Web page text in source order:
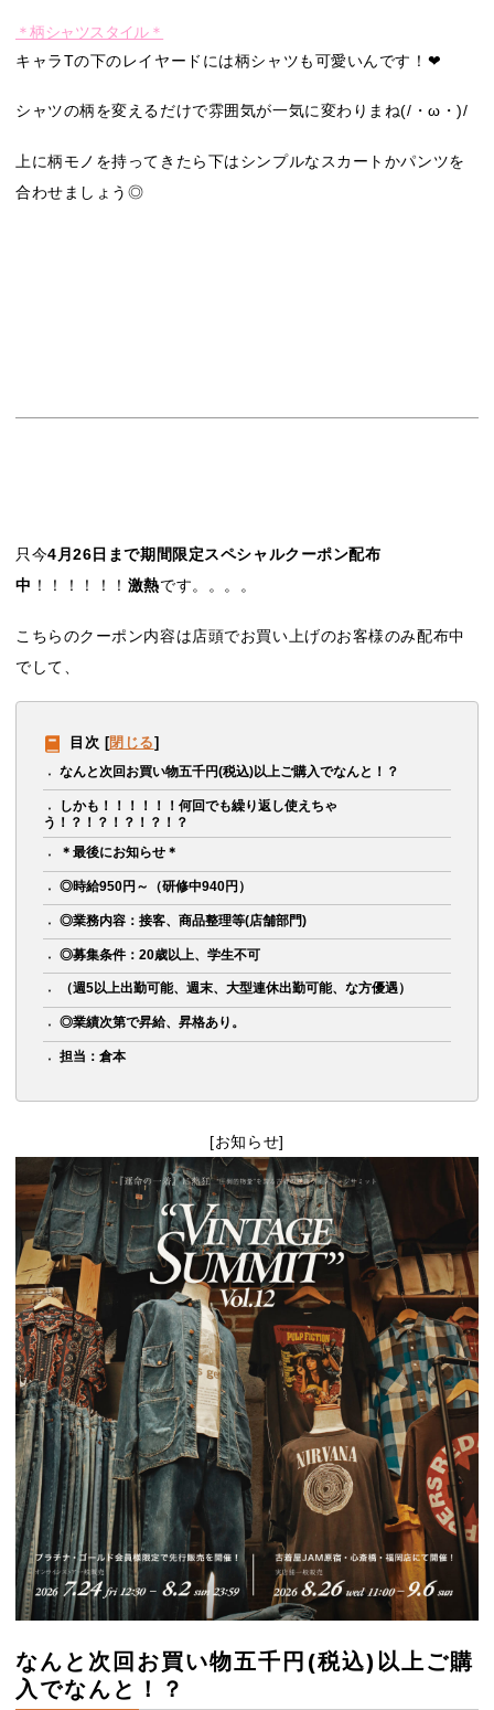
＊柄シャツスタイル＊
キャラTの下のレイヤードには柄シャツも可愛いんです！❤︎
シャツの柄を変えるだけで雰囲気が一気に変わりまね(/・ω・)/
上に柄モノを持ってきたら下はシンプルなスカートかパンツを
合わせましょう◎
只今4月26日まで期間限定スペシャルクーポン配布
中 ！！！！！！ 激熱です。。。。
こちらのクーポン内容は店頭でお買い上げのお客様のみ配布中
でして、
目次 [閉じる]
なんと次回お買い物五千円(税込)以上ご購入でなんと！？
しかも！！！！！！何回でも繰り返し使えちゃ
う！？！？！？！？！？
＊最後にお知らせ＊
◎時給950円～（研修中940円）
◎業務内容：接客、商品整理等(店舗部門)
◎募集条件：20歳以上、学生不可
（週5以上出勤可能、週末、大型連休出勤可能、な方優遇）
◎業績次第で昇給、昇格あり。
担当：倉本
[お知らせ]
なんと次回お買い物五千円(税込)以上ご購
入でなんと！？